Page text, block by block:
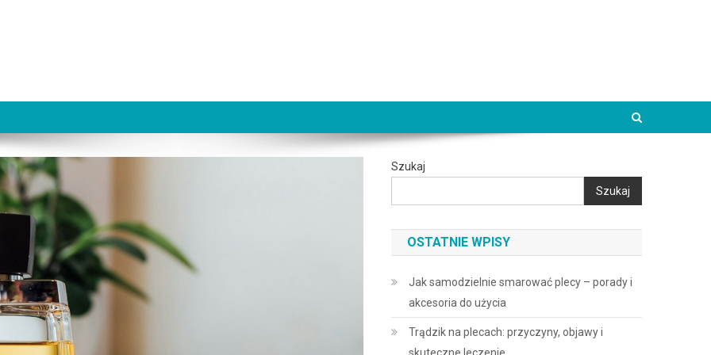
Szukaj
Szukaj
OSTATNIE WPISY
Jak samodzielnie smarować plecy – porady i
akcesoria do użycia
Trądzik na plecach: przyczyny, objawy i